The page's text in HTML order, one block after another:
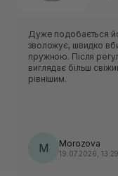
Дуже подобається
зволожує, швидко
пружною. Після
виглядає більш
рівнішим.
M Morozova
19.07.2026, 13:29